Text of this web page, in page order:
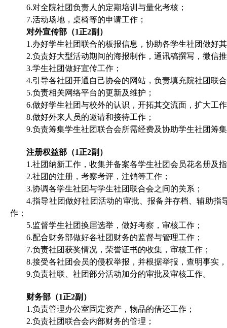
6.对全院社团负责人的定期培训与量化考核；
7.活动场地，桌椅等的申请工作；
对外宣传部（1正2副）
1.办好学生社团联合的板报信息，协助各学生社团做好
2.负责好大型活动期间的海报制作，通讯稿撰写，微信
3.学生社团做好宣传工作；
4.引导各社团开通自己协会的网站，负责填充院社团联
5.负责相关网络平台的更新及维护；
6.做好学生社团与校外的认识，开拓其交流面，扩大工
8.做好外来人员的邀请和接待工作；
9.负责筹集学生社团联合会所需经费及协助学生社团筹
注册权益部（1正2副）
1.社团纳新工作，收集并备案各学生社团会员花名册及
2.社团的注册，考察考评，注销等工作；
3.协调各学生社团与学生社团联合会之间的关系；
4.指导社团做好社团活动的审批、报备并存档、辅助
作；
5.监督学生社团换届选举，做好考察，审核工作；
6.配合财务部做好各社团财务的监督与管理工作；
7.负责社团获奖情况，荣誉证书的收集，审核工作；
8.接受各社团会员的侵权举报，并根据举报，查明事实
9.负责社联、社团部分活动加分的审批及审核工作。
财务部（1正2副）
1.负责管理办公室固定资产，物品的借还工作；
2.负责社团联合会内部财务的管理；